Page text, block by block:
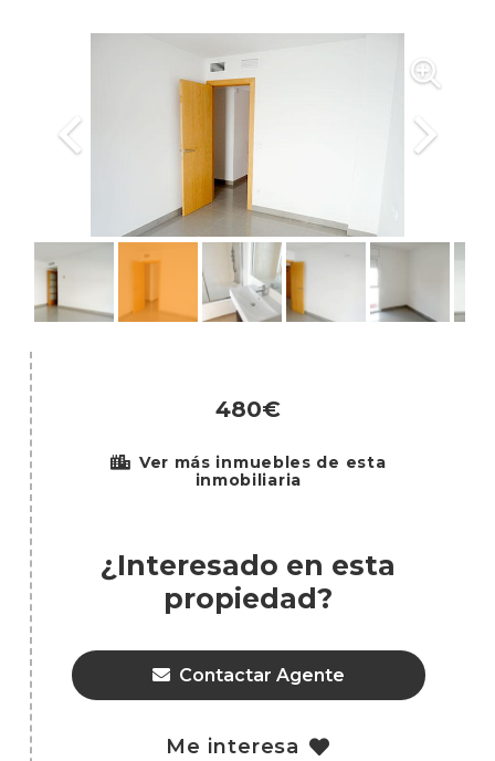
480€
Ver más inmuebles de esta
inmobiliaria
¿Interesado en esta
propiedad?
Contactar Agente
Me interesa